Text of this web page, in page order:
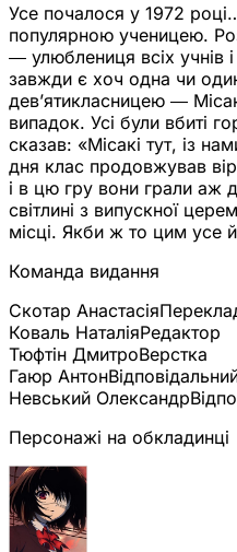
Усе почалося у 1972
популярною ученицею.
― улюблениця всіх учнів
завжди є хоч одна чи
дев’ятикласницею ―
випадок. Усі були вбиті
сказав: «Місакі тут, із
дня клас продовжував
і в цю гру вони грали аж
світлині з випускної
місці. Якби ж то цим усе
Команда видання
Скотар Анастасія
Коваль НаталіяРедактор
Тюфтін ДмитроВерстка
Гаюр Антон
Невський Олександр
Персонажі на обкладинці